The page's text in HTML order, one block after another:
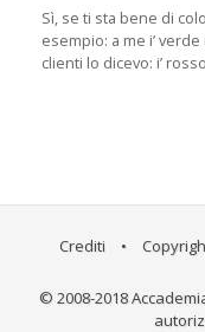
Sì, se ti sta bene di
esempio: a me i’
clienti lo dicevo: i’
Crediti •
© 2008-2018